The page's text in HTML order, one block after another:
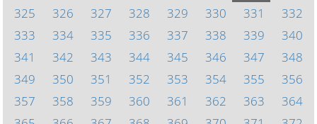
325
326 327 328 329 330 331
332
333
334 335 336 337 338 339
340
341
342 343 344 345 346 347
348
349
350 351 352 353 354 355
356
357
358 359 360 361 362 363
364